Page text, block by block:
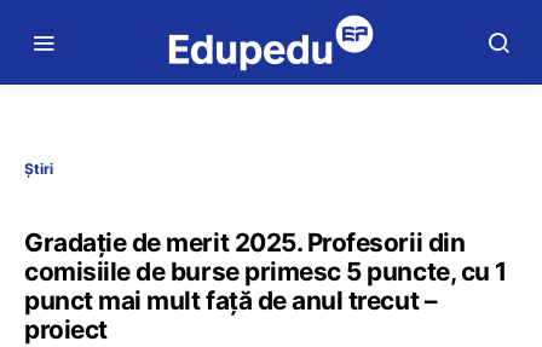
Știri
Gradație de merit 2025. Profesorii din
comisiile de burse primesc 5 puncte, cu 1
punct mai mult față de anul trecut –
proiect